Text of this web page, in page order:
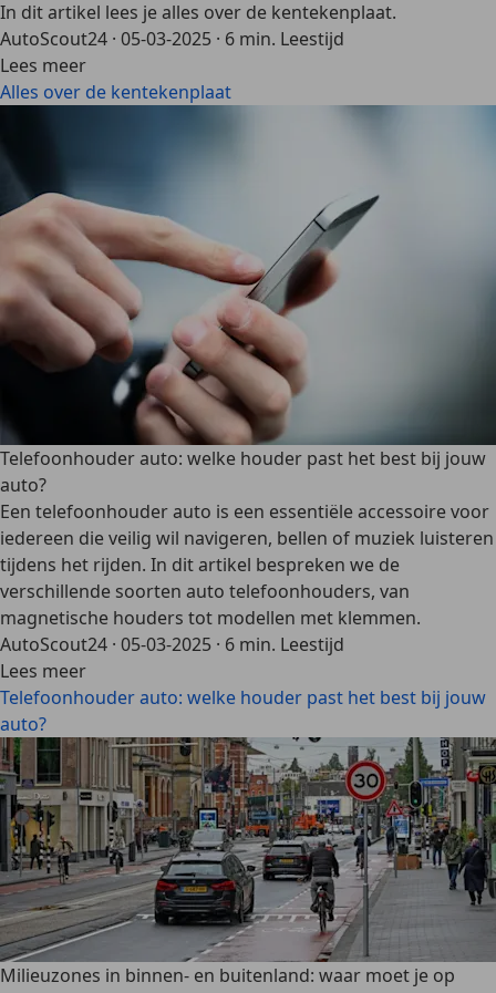
In dit artikel lees je alles over de kentekenplaat.
AutoScout24 · 05-03-2025 · 6 min. Leestijd
Lees meer
Alles over de kentekenplaat
Telefoonhouder auto: welke houder past het best bij jouw
auto?
Een telefoonhouder auto is een essentiële accessoire voor
iedereen die veilig wil navigeren, bellen of muziek luisteren
tijdens het rijden. In dit artikel bespreken we de
verschillende soorten auto telefoonhouders, van
magnetische houders tot modellen met klemmen.
AutoScout24 · 05-03-2025 · 6 min. Leestijd
Lees meer
Telefoonhouder auto: welke houder past het best bij jouw
auto?
Milieuzones in binnen- en buitenland: waar moet je op